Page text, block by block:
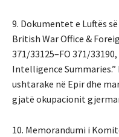
9. Dokumentet e Luftës
British War Office &
371/33125–FO 371/
Intelligence
ushtarake në Epir dhe
gjatë okupacionit
10. Memorandumi i